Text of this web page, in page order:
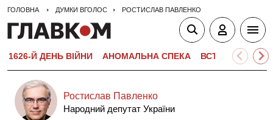
ГОЛОВНА ДУМКИ ВГОЛОС РОСТИСЛАВ ПАВЛЕНКО
1626-Й ДЕНЬ ВІЙНИ АНОМАЛЬНА СПЕКА ВСТУПНА
Ростислав Павленко
Народний депутат України